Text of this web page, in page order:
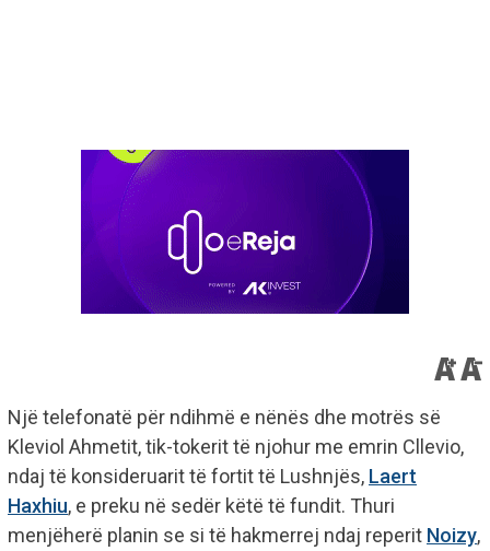
Një telefonatë për ndihmë e nënës dhe motrës së
Kleviol Ahmetit, tik-tokerit të njohur me emrin Cllevio,
ndaj të konsideruarit të fortit të Lushnjës, Laert
Haxhiu, e preku në sedër këtë të fundit. Thuri
menjëherë planin se si të hakmerrej ndaj reperit Noizy,